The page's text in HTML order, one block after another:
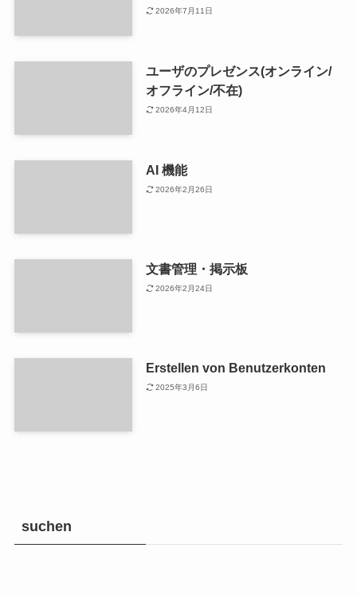
2026年7月11日
ユーザのプレゼンス(オンライン/
オフライン/不在)
2026年4月12日
AI 機能
2026年2月26日
文書管理・掲示板
2026年2月24日
Erstellen von Benutzerkonten
2025年3月6日
suchen